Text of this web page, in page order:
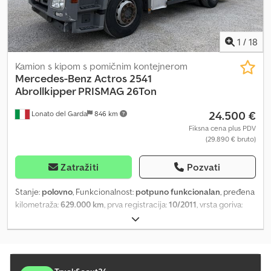
informacije Cena: Na upit
1 / 18
Lonato del Garda 846 km
Kamion s kipom s pomičnim kontejnerom
Mercedes-Benz Actros 2541
Abrollkipper PRISMAG 26Ton
24.500 €
Fiksna cena plus PDV
(29.890 € bruto)
Zatražiti Pozvati
Stanje: polovno, Funkcionalnost: potpuno funkcionalan, pređena
kilometraža:629.000 km , prva registracija:10/2011 , vrsta goriva:
11.700 kg
kg, stanje pneumatika:70 procenat, konfiguracija osovina:6x2,
rezervoara za gorivo:500 l, boja:bela, kabina vozača:dnevna
kabina, tip prenosa: automatski